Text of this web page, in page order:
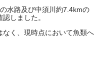
水路及び中須川約7.4kmの
しました。
く、現時点において魚類へ